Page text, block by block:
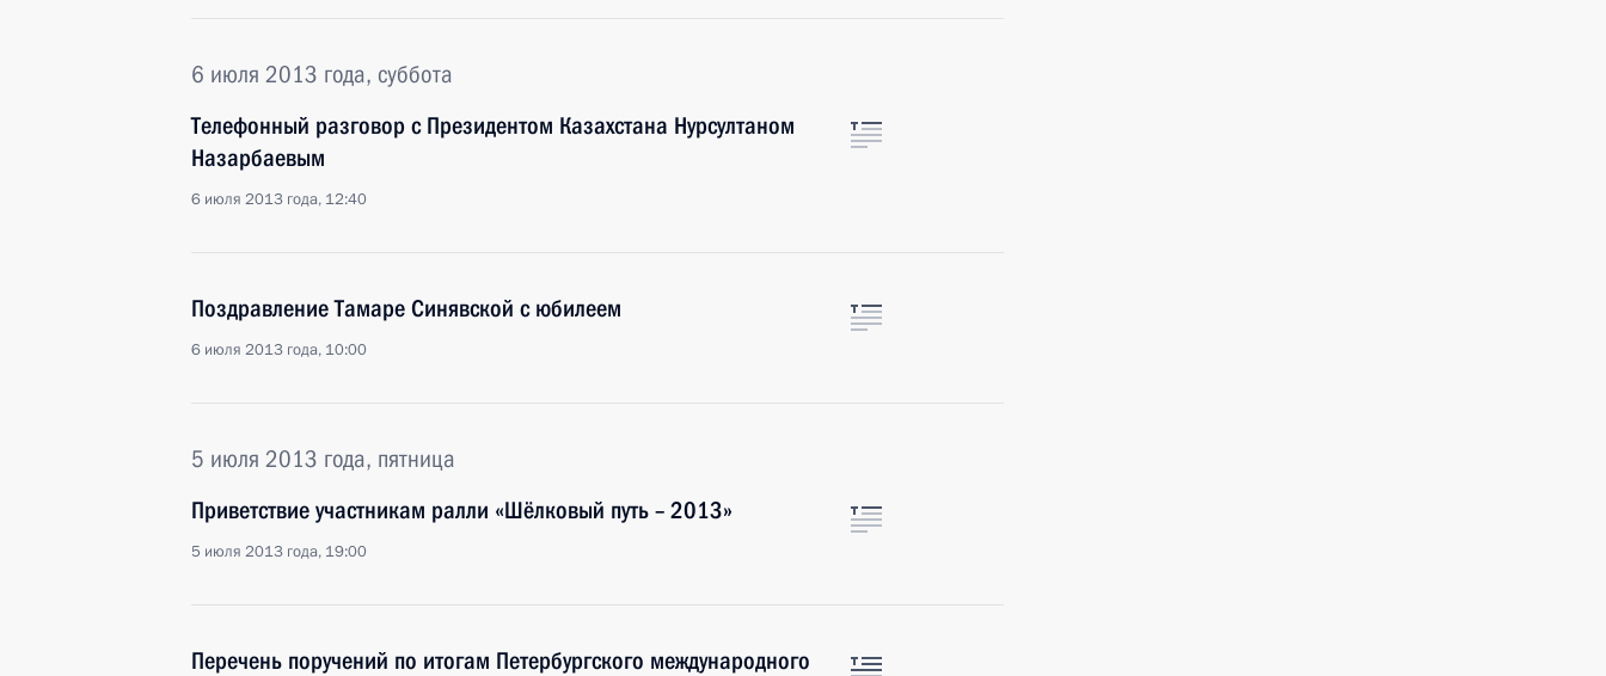
6 июля 2013 года, суббота
Телефонный разговор с Президентом Казахстана Нурсултаном
Назарбаевым
6 июля 2013 года, 12:40
Поздравление Тамаре Синявской с юбилеем
6 июля 2013 года, 10:00
5 июля 2013 года, пятница
Приветствие участникам ралли «Шёлковый путь – 2013»
5 июля 2013 года, 19:00
Перечень поручений по итогам Петербургского международного